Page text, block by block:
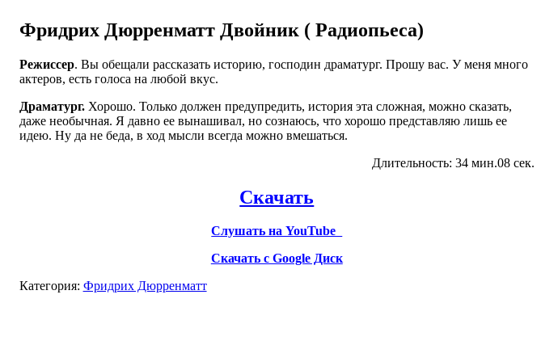
Фридрих Дюрренматт Двойник ( Радиопьеса)
Режиссер. Вы обещали рассказать историю, господин драматург. Прошу вас. У меня много
актеров, есть голоса на любой вкус.
Драматург.Хорошо. Только должен предупредить, история эта сложная, можно сказать,
даже необычная. Я давно ее вынашивал, но сознаюсь, что хорошо представляю лишь ее
идею. Ну да не беда, в ход мысли всегда можно вмешаться.
Длительность: 34 мин.08 сек.
Скачать
Слушать на YouTube
Скачать с Google Диск
Категория: Фридрих Дюрренматт